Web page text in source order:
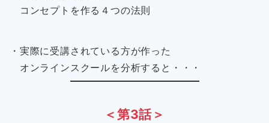
コンセプトを作る４つの法則
・実際に受講されている方が作った
オンラインスクールを分析すると・・・
＜第3話＞